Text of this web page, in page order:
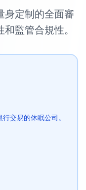
身定制的全面審
監管合規性。
交易的休眠公司。